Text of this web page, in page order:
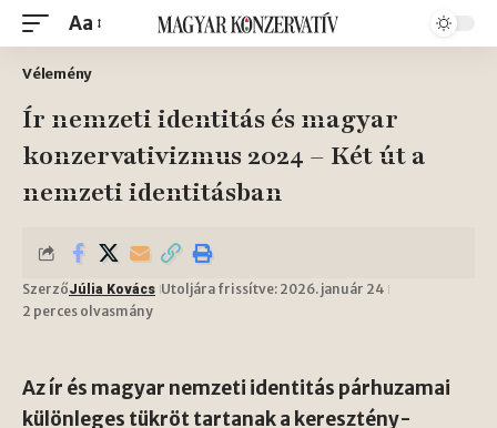
Aa
Vélemény
Ír nemzeti identitás és magyar
konzervativizmus 2024 – Két út a
nemzeti identitásban
SzerzőJúlia Kovács Utoljára frissítve: 2026. január 24
2 perces olvasmány
Az ír és magyar nemzeti identitás párhuzamai
különleges tükröt tartanak a keresztény-